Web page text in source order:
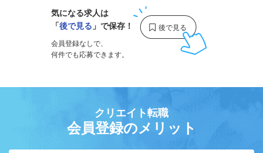
気になる求人は
「後で見る 」で保存！
会員登録なしで、
何件でも応募できます。
クリエイト転職
会員登録のメリット